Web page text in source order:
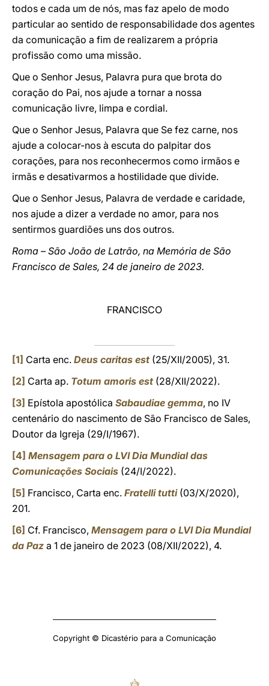
todos e cada um de nós, mas faz apelo de modo
particular ao sentido de responsabilidade dos agentes
da comunicação a fim de realizarem a própria
profissão como uma missão.
Que o Senhor Jesus, Palavra pura que brota do
coração do Pai, nos ajude a tornar a nossa
comunicação livre, limpa e cordial.
Que o Senhor Jesus, Palavra que Se fez carne, nos
ajude a colocar-nos à escuta do palpitar dos
corações, para nos reconhecermos como irmãos e
irmãs e desativarmos a hostilidade que divide.
Que o Senhor Jesus, Palavra de verdade e caridade,
nos ajude a dizer a verdade no amor, para nos
sentirmos guardiões uns dos outros.
Roma – São João de Latrão, na Memória de São
Francisco de Sales, 24 de janeiro de 2023.
FRANCISCO
[1] Carta enc. Deus caritas est (25/XII/2005), 31.
[2] Carta ap. Totum amoris est (28/XII/2022).
[3] Epístola apostólica Sabaudiae gemma, no IV
centenário do nascimento de São Francisco de Sales,
Doutor da Igreja (29/I/1967).
[4] Mensagem para o LVI Dia Mundial das
Comunicações Sociais (24/I/2022).
[5] Francisco, Carta enc. Fratelli tutti(03/X/2020),
201.
[6] Cf. Francisco, Mensagem para o LVI Dia Mundial
da Paz a 1 de janeiro de 2023 (08/XII/2022), 4.
Copyright © Dicastério para a Comunicação